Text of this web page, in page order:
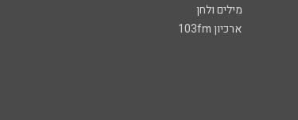
מילים ולחן
ארכיון 103fm